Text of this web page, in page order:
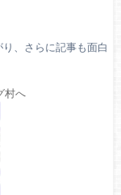
、さらに記事も面白